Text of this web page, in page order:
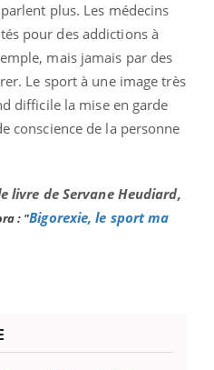
plus. Les médecins
pour des addictions à
mais jamais par des
Le sport à une image très
difficile la mise en garde
conscience de la personne
livre de Servane Heudiard,
: "Bigorexie, le sport ma